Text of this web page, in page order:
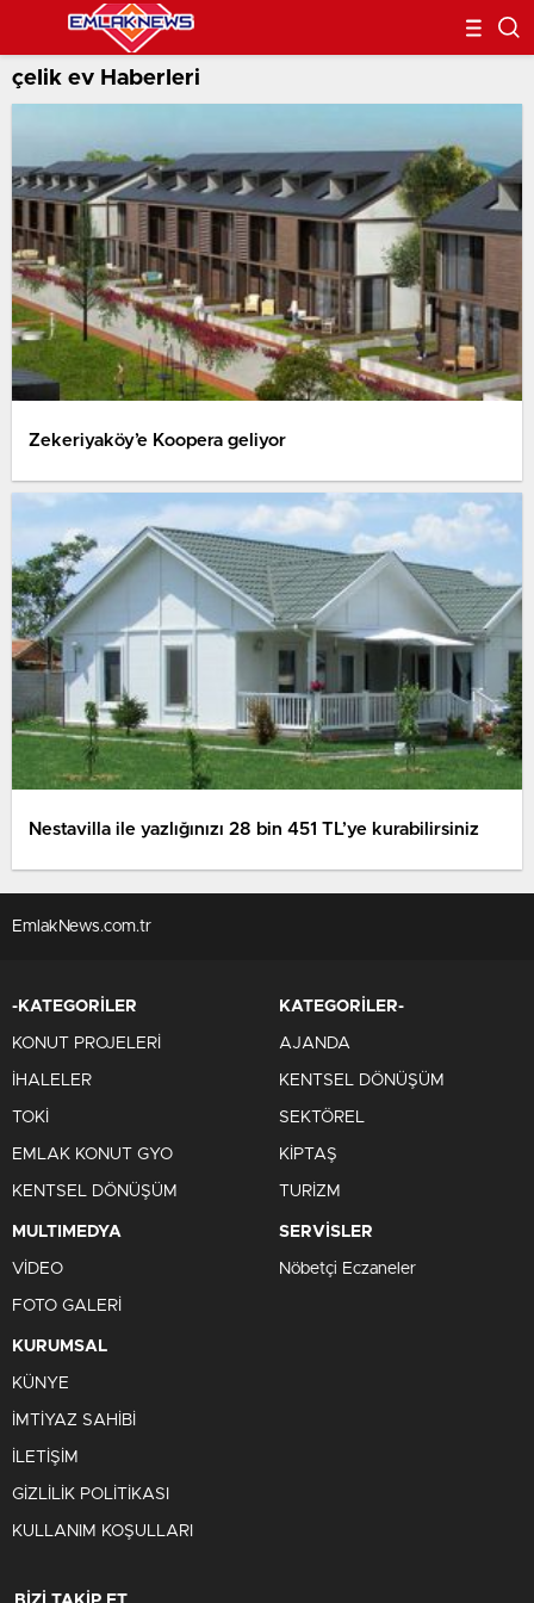
çelik ev Haberleri
Zekeriyaköy’e Koopera geliyor
Nestavilla ile yazlığınızı 28 bin 451 TL’ye kurabilirsiniz
EmlakNews.com.tr
-KATEGORİLER
KONUT PROJELERİ
İHALELER
TOKİ
EMLAK KONUT GYO
KENTSEL DÖNÜŞÜM
KATEGORİLER-
AJANDA
KENTSEL DÖNÜŞÜM
SEKTÖREL
KİPTAŞ
TURİZM
MULTIMEDYA
VİDEO
FOTO GALERİ
SERVİSLER
Nöbetçi Eczaneler
KURUMSAL
KÜNYE
İMTİYAZ SAHİBİ
İLETİŞİM
GİZLİLİK POLİTİKASI
KULLANIM KOŞULLARI